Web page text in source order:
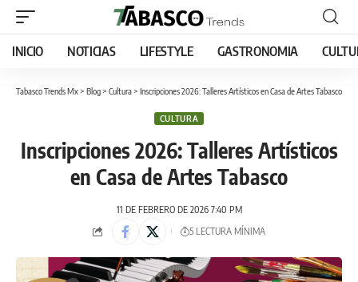
INICIO NOTICIAS LIFESTYLE GASTRONOMIA
Tabasco Trends Mx> Blog> Cultura> Inscripciones 2026: Talleres Artísticos en Casa de Artes Tabasco
CULTURA
Inscripciones 2026: Talleres Artísticos
en Casa de Artes Tabasco
11 DE FEBRERO DE 2026 7:40 PM
5 LECTURA MÍNIMA